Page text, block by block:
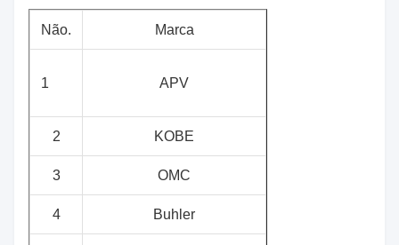
Não. Marca
1 APV
2 KOBE
3 OMC
4 Buhler